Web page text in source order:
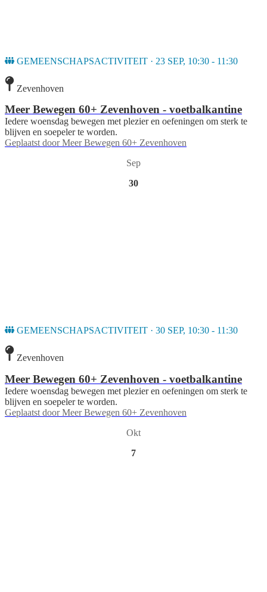
GEMEENSCHAPSACTIVITEIT · 23 SEP, 10:30 - 11:30
Zevenhoven
Meer Bewegen 60+ Zevenhoven - voetbalkantine
Iedere woensdag bewegen met plezier en oefeningen om sterk te
blijven en soepeler te worden.
Geplaatst door Meer Bewegen 60+ Zevenhoven
Sep
30
GEMEENSCHAPSACTIVITEIT · 30 SEP, 10:30 - 11:30
Zevenhoven
Meer Bewegen 60+ Zevenhoven - voetbalkantine
Iedere woensdag bewegen met plezier en oefeningen om sterk te
blijven en soepeler te worden.
Geplaatst door Meer Bewegen 60+ Zevenhoven
Okt
7